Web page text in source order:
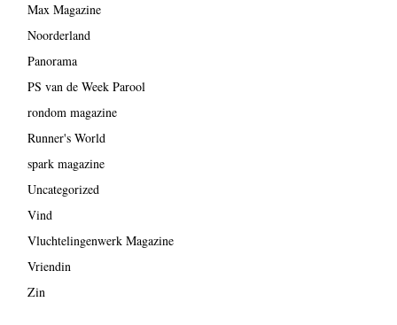
Max Magazine
Noorderland
Panorama
PS van de Week Parool
rondom magazine
Runner's World
spark magazine
Uncategorized
Vind
Vluchtelingenwerk Magazine
Vriendin
Zin